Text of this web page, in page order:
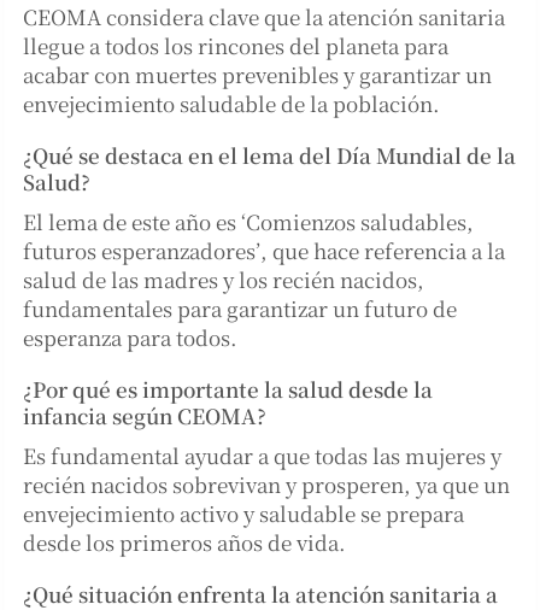
CEOMA considera clave que la atención sanitaria
llegue a todos los rincones del planeta para
acabar con muertes prevenibles y garantizar un
envejecimiento saludable de la población.
¿Qué se destaca en el lema del Día Mundial de la
Salud?
El lema de este año es ‘Comienzos saludables,
futuros esperanzadores’, que hace referencia a la
salud de las madres y los recién nacidos,
fundamentales para garantizar un futuro de
esperanza para todos.
¿Por qué es importante la salud desde la
infancia según CEOMA?
Es fundamental ayudar a que todas las mujeres y
recién nacidos sobrevivan y prosperen, ya que un
envejecimiento activo y saludable se prepara
desde los primeros años de vida.
¿Qué situación enfrenta la atención sanitaria a